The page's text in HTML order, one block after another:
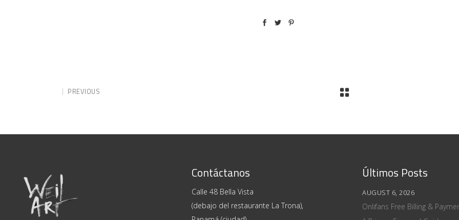
PREVIOUS
Contáctanos
Calle 48 Bella Vista
(debajo del restaurante La Trona),
Últimos Posts
AUGUST 6, 2026
Onlifans Free Billing &